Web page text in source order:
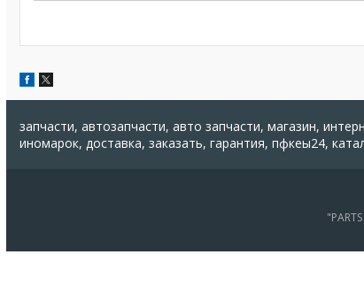
запчасти, автозапчасти, авто запчасти, магазин,
иномарок, доставка, заказать, гарантия, пфкеы24,